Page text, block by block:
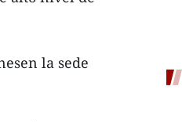
la sede